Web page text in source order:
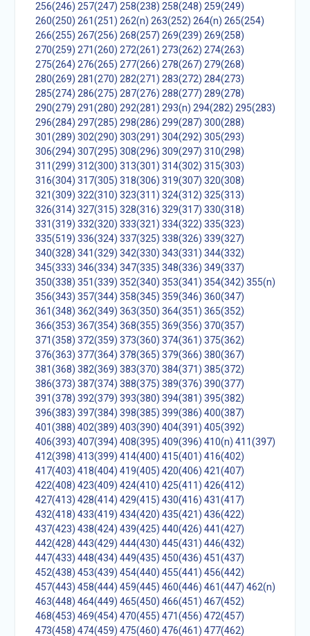
256(246) 257(247) 258(238) 258(248) 259(249)
260(250) 261(251) 262(n) 263(252) 264(n) 265(254)
266(255) 267(256) 268(257) 269(239) 269(258)
270(259) 271(260) 272(261) 273(262) 274(263)
275(264) 276(265) 277(266) 278(267) 279(268)
280(269) 281(270) 282(271) 283(272) 284(273)
285(274) 286(275) 287(276) 288(277) 289(278)
290(279) 291(280) 292(281) 293(n) 294(282) 295(283)
296(284) 297(285) 298(286) 299(287) 300(288)
301(289) 302(290) 303(291) 304(292) 305(293)
306(294) 307(295) 308(296) 309(297) 310(298)
311(299) 312(300) 313(301) 314(302) 315(303)
316(304) 317(305) 318(306) 319(307) 320(308)
321(309) 322(310) 323(311) 324(312) 325(313)
326(314) 327(315) 328(316) 329(317) 330(318)
331(319) 332(320) 333(321) 334(322) 335(323)
335(519) 336(324) 337(325) 338(326) 339(327)
340(328) 341(329) 342(330) 343(331) 344(332)
345(333) 346(334) 347(335) 348(336) 349(337)
350(338) 351(339) 352(340) 353(341) 354(342) 355(n)
356(343) 357(344) 358(345) 359(346) 360(347)
361(348) 362(349) 363(350) 364(351) 365(352)
366(353) 367(354) 368(355) 369(356) 370(357)
371(358) 372(359) 373(360) 374(361) 375(362)
376(363) 377(364) 378(365) 379(366) 380(367)
381(368) 382(369) 383(370) 384(371) 385(372)
386(373) 387(374) 388(375) 389(376) 390(377)
391(378) 392(379) 393(380) 394(381) 395(382)
396(383) 397(384) 398(385) 399(386) 400(387)
401(388) 402(389) 403(390) 404(391) 405(392)
406(393) 407(394) 408(395) 409(396) 410(n) 411(397)
412(398) 413(399) 414(400) 415(401) 416(402)
417(403) 418(404) 419(405) 420(406) 421(407)
422(408) 423(409) 424(410) 425(411) 426(412)
427(413) 428(414) 429(415) 430(416) 431(417)
432(418) 433(419) 434(420) 435(421) 436(422)
437(423) 438(424) 439(425) 440(426) 441(427)
442(428) 443(429) 444(430) 445(431) 446(432)
447(433) 448(434) 449(435) 450(436) 451(437)
452(438) 453(439) 454(440) 455(441) 456(442)
457(443) 458(444) 459(445) 460(446) 461(447) 462(n)
463(448) 464(449) 465(450) 466(451) 467(452)
468(453) 469(454) 470(455) 471(456) 472(457)
473(458) 474(459) 475(460) 476(461) 477(462)